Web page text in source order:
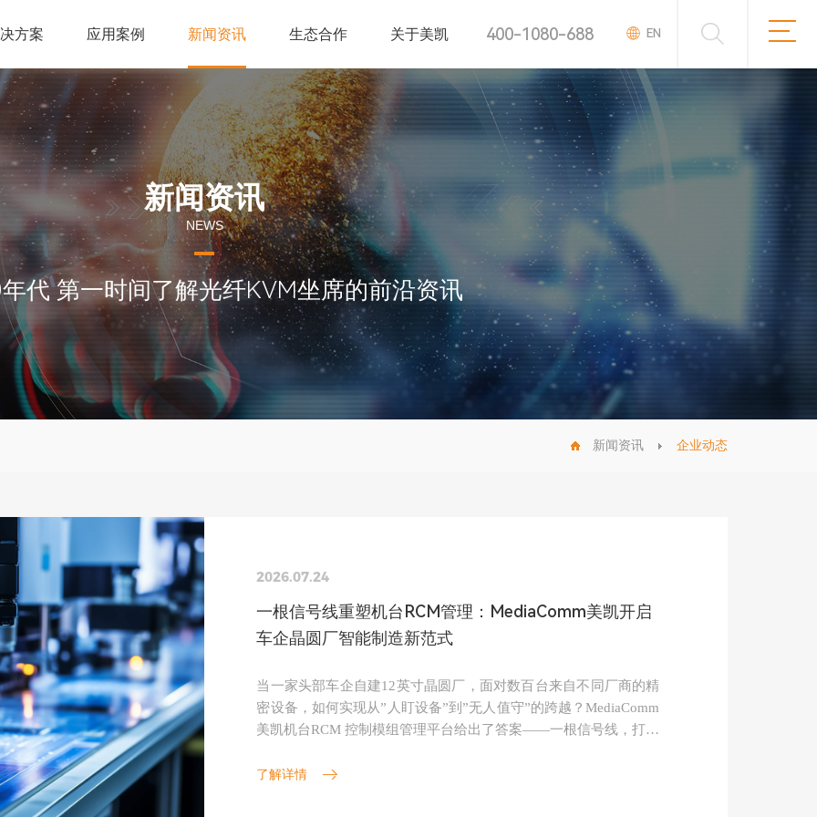
方案 应用案例 新闻资讯 生态合作 关于美凯 400-1080-688 EN
新闻资讯
NEWS
代 第一时间了解光纤KVM坐席的前沿资讯
新闻资讯 企业动态
2026.07.24
一根信号线重塑机台RCM管理：MediaComm美凯开启
车企晶圆厂智能制造新范式
当一家头部车企自建12英寸晶圆厂，面对数百台来自不同厂商的精
密设备，如何实现从”人盯设备”到”无人值守”的跨越？MediaComm
美凯机台RCM 控制模组管理平台给出了答案——一根信号线，打通
了解详情